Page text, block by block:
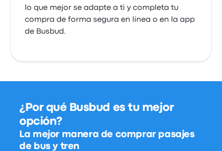
lo que mejor se adapte a ti y completa tu
compra de forma segura en línea o en la app
de Busbud.
¿Por qué Busbud es tu mejor
opción?
La mejor manera de comprar pasajes
de bus y tren